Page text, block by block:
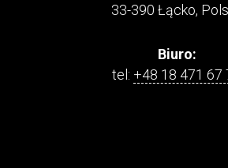
33-390 Łącko,
Biuro:
tel: +48 18 471 67